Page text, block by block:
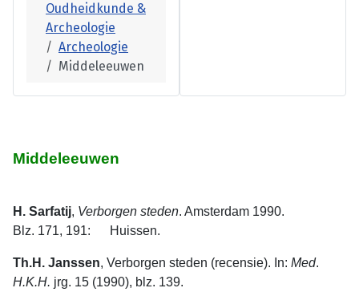
Oudheidkunde &
Archeologie
Archeologie
Middeleeuwen
Middeleeuwen
H. Sarfatij, Verborgen steden. Amsterdam 1990.
Blz. 171, 191: Huissen.
Th.H. Janssen, Verborgen steden (recensie). In: Med.
H.K.H. jrg. 15 (1990), blz. 139.